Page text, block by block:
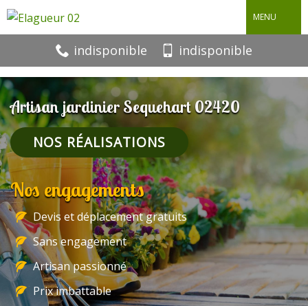
MENU
indisponible indisponible
Artisan jardinier Sequehart 02420
NOS RÉALISATIONS
Nos engagements
Devis et déplacement gratuits
Sans engagement
Artisan passionné
Prix imbattable